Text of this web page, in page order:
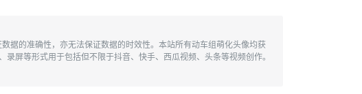
据的准确性，亦无法保证数据的时效性。本站所有动车组萌化头像均获
屏等形式用于包括但不限于抖音、快手、西瓜视频、头条等视频创作。